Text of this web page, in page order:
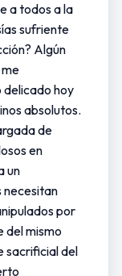
a todos a la
sufriente
Algún
delicado hoy
absolutos.
de
en
un
necesitan
por
del mismo
sacrificial del